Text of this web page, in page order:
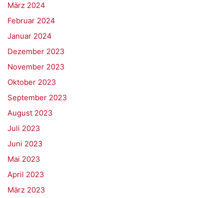
März 2024
Februar 2024
Januar 2024
Dezember 2023
November 2023
Oktober 2023
September 2023
August 2023
Juli 2023
Juni 2023
Mai 2023
April 2023
März 2023